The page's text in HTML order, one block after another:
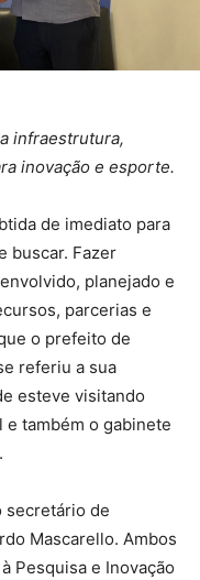
infraestrutura,
inovação e esporte.
de imediato para
buscar. Fazer
planejado e
parcerias e
o prefeito de
referiu a sua
esteve visitando
também o gabinete
secretário de
Mascarello. Ambos
Pesquisa e Inovação